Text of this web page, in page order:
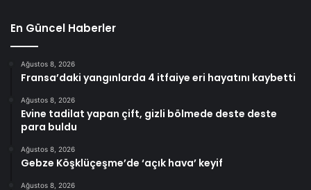
En Güncel Haberler
Ağustos 8, 2026
Fransa’daki yangınlarda 4 itfaiye eri hayatını kaybetti
Ağustos 8, 2026
Evine tadilat yapan çift, gizli bölmede deste deste
para buldu
Ağustos 8, 2026
Gebze Köşklüçeşme’de ‘açık hava’ keyif
Ağustos 8, 2026